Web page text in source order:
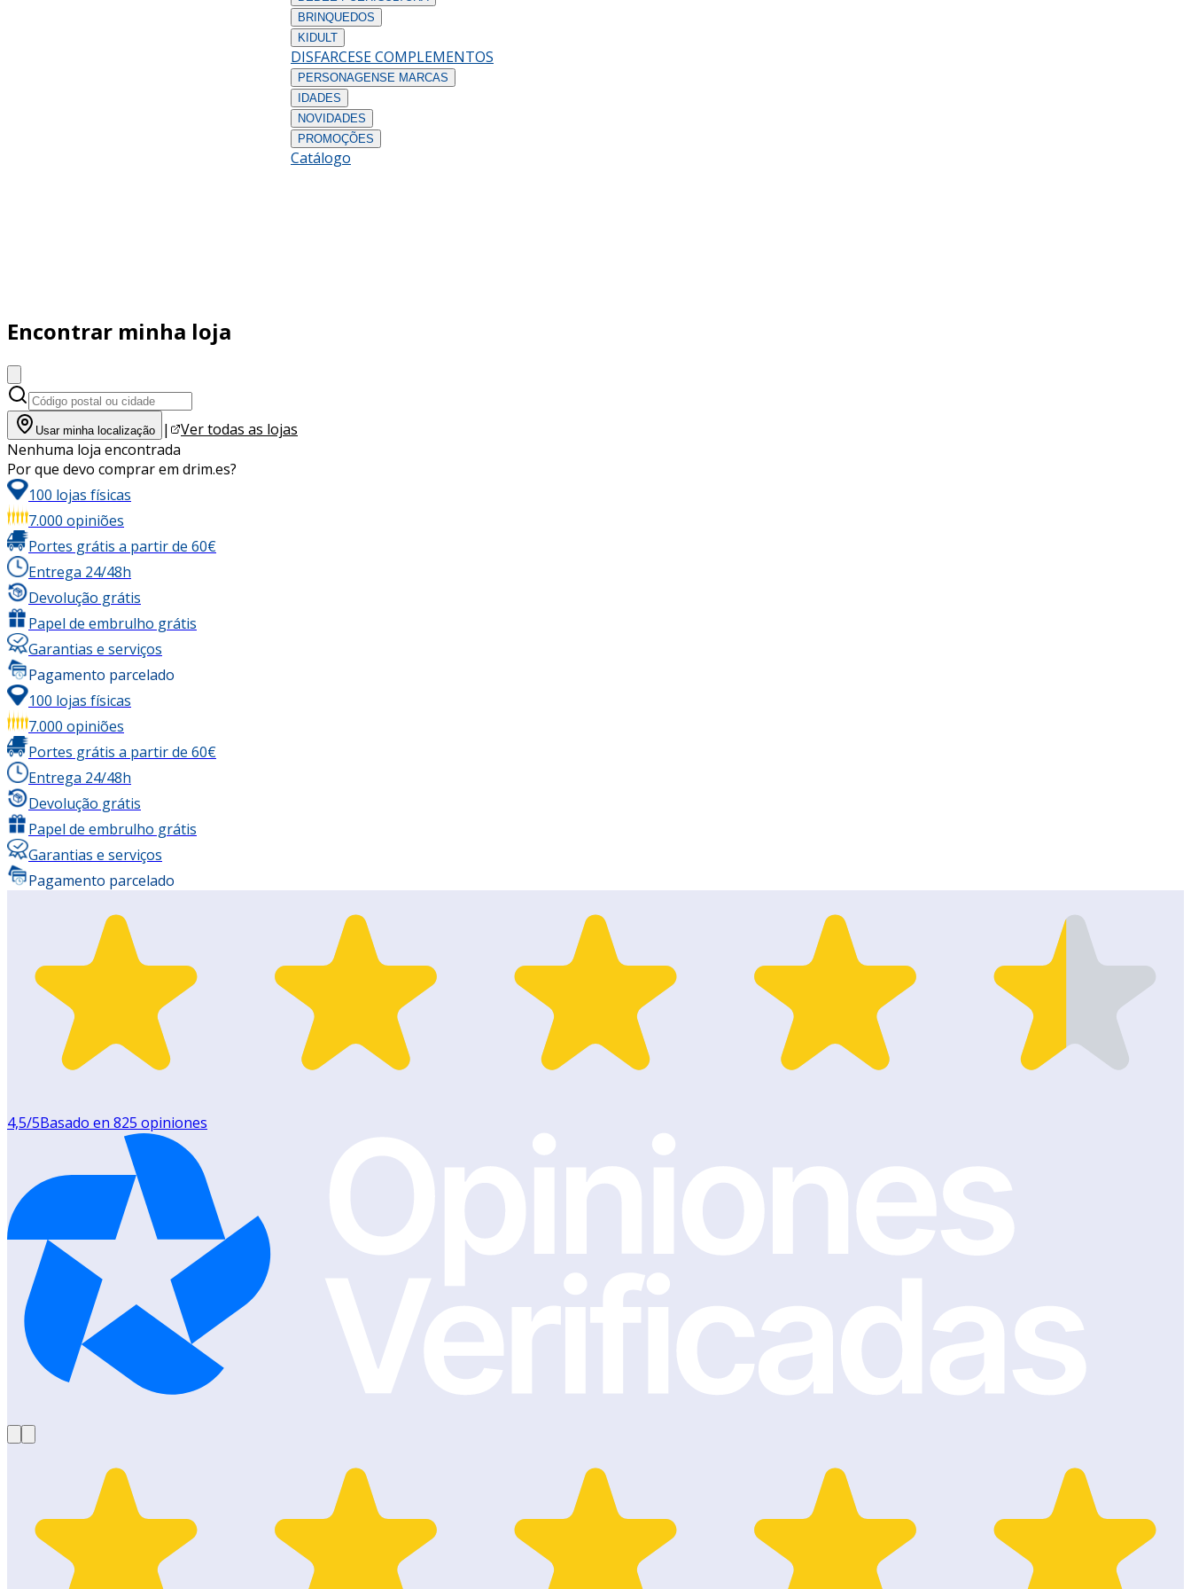
BRINQUEDOS
KIDULT
DISFARCESE COMPLEMENTOS
PERSONAGENS E MARCAS
IDADES
NOVIDADES
PROMOÇÕES
Catálogo
Encontrar minha loja
Usar minha localização |
Ver todas as lojas
Nenhuma loja encontrada
Por que devo comprar em drim.es?
100 lojas físicas
7.000 opiniões
Portes grátis a partir de 60€
Entrega 24/48h
Devolução grátis
Papel de embrulho grátis
Garantias e serviços
Pagamento parcelado
100 lojas físicas
7.000 opiniões
Portes grátis a partir de 60€
Entrega 24/48h
Devolução grátis
Papel de embrulho grátis
Garantias e serviços
Pagamento parcelado
4,5/5Basado en 825 opiniones